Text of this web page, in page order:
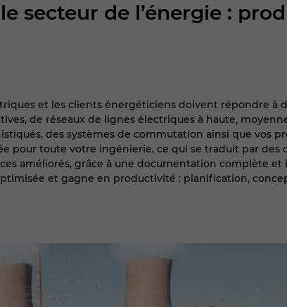
secteur de l’énergie :
et les clients énergéticiens doivent répondre à
de réseaux de lignes électriques à haute,
des systèmes de commutation ainsi que vos
pour toute votre ingénierie, ce qui se traduit par des
améliorés, grâce à une documentation complète
et gagne en productivité : planification,